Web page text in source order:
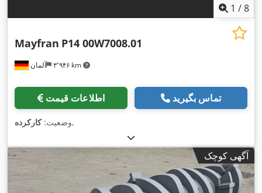
1 /8
آلمان ۳٬۹۴۶ km
Mayfran P14 00W7008.01
اطلاعات قیمت تماس بگیرید
وضعیت:کارکرده ,
آگهی کوچک